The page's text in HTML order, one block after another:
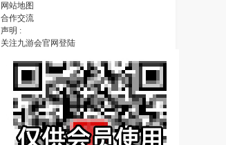
网站地图
合作交流
声明 :
关注九游会官网登陆